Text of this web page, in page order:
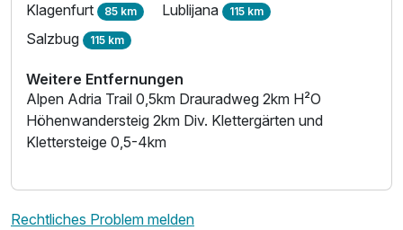
Klagenfurt 85 km Lublijana 115 km
Salzbug 115 km
Weitere Entfernungen
Alpen Adria Trail 0,5km Drauradweg 2km H²O
Höhenwandersteig 2km Div. Klettergärten und
Klettersteige 0,5-4km
Rechtliches Problem melden